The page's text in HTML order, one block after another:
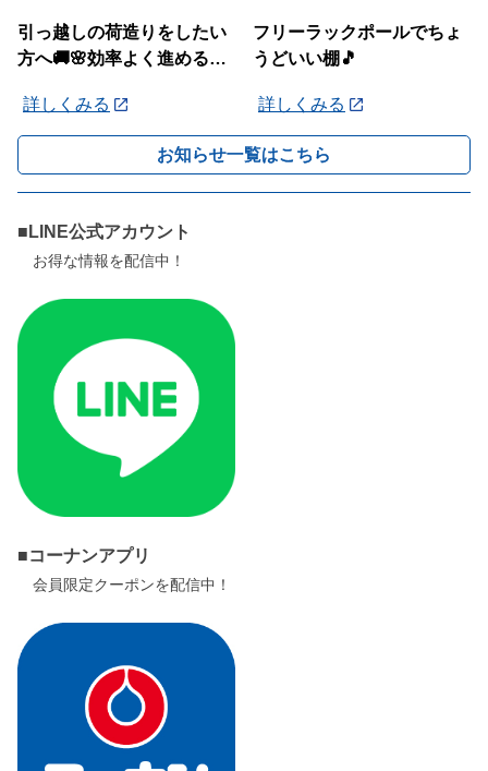
引っ越しの荷造りをしたい
方へ🚚🌸効率よく進めるコ
詳しくみる
フリーラックポールでちょ
うどいい棚🎵
詳しくみる
お知らせ一覧はこちら
■LINE公式アカウント
お得な情報を配信中！
■コーナンアプリ
会員限定クーポンを配信中！